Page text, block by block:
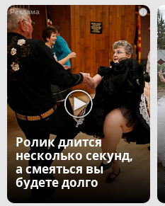
i
Ролик длится
несколько секунд,
а смеяться вы
будете долго